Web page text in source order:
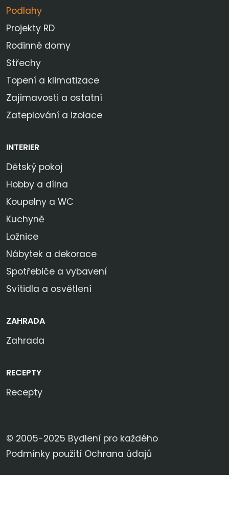
Podlahy
Projekty RD
Rodinné domy
Střechy
Topení a klimatizace
Zajímavosti a ostatní
Zateplování a izolace
INTERIER
Dětský pokoj
Hobby a dílna
Koupelny a WC
Kuchyně
Ložnice
Nábytek a dekorace
Spotřebiče a vybavení
Svítidla a osvětlení
ZAHRADA
Zahrada
RECEPTY
Recepty
© 2005-2025 Bydlení pro každého
Podmínky použití Ochrana údajů